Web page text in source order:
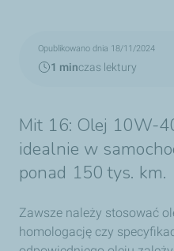
Opublikowano dnia 18/11/2024
1 minczas lektury
Mit 16: Olej 10W-
idealnie w
ponad 150 tys. km.
Zawsze należy stosować
homologację czy